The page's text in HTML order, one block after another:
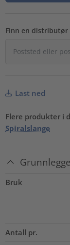
Finn en
Last ned
Flere produkter i
Spiralslange
Bruk
Antall pr.